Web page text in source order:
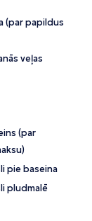
(par papildus
veļas
(par
pie baseina
pludmalē